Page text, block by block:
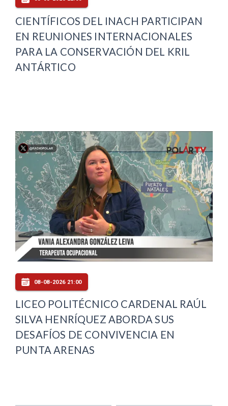
CIENTÍFICOS DEL INACH PARTICIPAN
EN REUNIONES INTERNACIONALES
PARA LA CONSERVACIÓN DEL KRIL
ANTÁRTICO
08-08-2026 21:00
LICEO POLITÉCNICO CARDENAL RAÚL
SILVA HENRÍQUEZ ABORDA SUS
DESAFÍOS DE CONVIVENCIA EN
PUNTA ARENAS